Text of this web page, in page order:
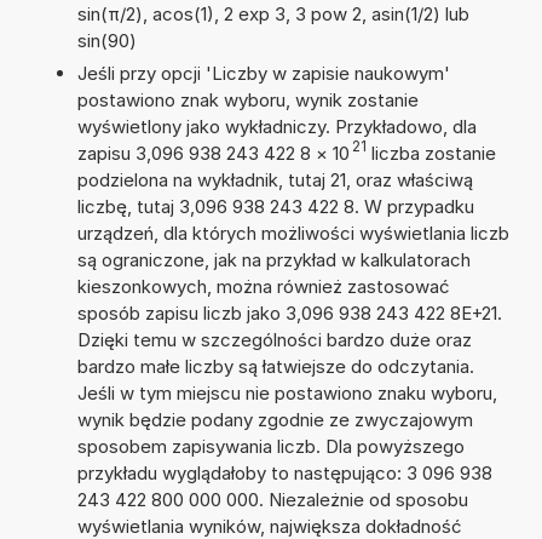
sin(π/2), acos(1), 2 exp 3, 3 pow 2, asin(1/2) lub
sin(90)
Jeśli przy opcji 'Liczby w zapisie naukowym'
postawiono znak wyboru, wynik zostanie
wyświetlony jako wykładniczy. Przykładowo, dla
zapisu 3,096 938 243 422 8 × 10 21 liczba zostanie
podzielona na wykładnik, tutaj 21, oraz właściwą
liczbę, tutaj 3,096 938 243 422 8. W przypadku
urządzeń, dla których możliwości wyświetlania liczb
są ograniczone, jak na przykład w kalkulatorach
kieszonkowych, można również zastosować
sposób zapisu liczb jako 3,096 938 243 422 8E+21.
Dzięki temu w szczególności bardzo duże oraz
bardzo małe liczby są łatwiejsze do odczytania.
Jeśli w tym miejscu nie postawiono znaku wyboru,
wynik będzie podany zgodnie ze zwyczajowym
sposobem zapisywania liczb. Dla powyższego
przykładu wyglądałoby to następująco: 3 096 938
243 422 800 000 000. Niezależnie od sposobu
wyświetlania wyników, największa dokładność